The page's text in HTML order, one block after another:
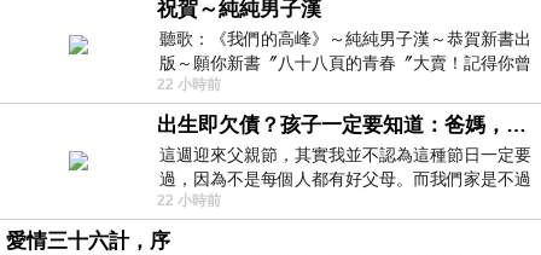
祝賀～純純男子漢
聽歌：《我們的高峰》～純純男子漢～恭賀新書出
版～願你新書〞八十八頁的青春〞大賣！記得你曾
經在我的版留言…「好讚的圖^^感覺大家
22 小時前
出生即欠債？孩子一定要知道：爸媽，其實我不欠你們
這週迎來父親節，其實我並不認為這種節日一定要
過，因為不是每個人都有好父母。而我們家是不過
節的，平時也沒什麼儀式感，生活趨近冷
22 小時前
愛情三十六計，序